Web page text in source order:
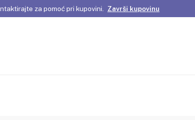
za pomoć pri kupovini.
Završi kupovinu
i posebne ponude za vas. Pogledaj ponudu